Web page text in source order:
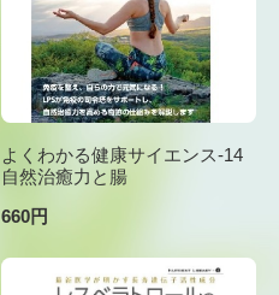
よくわかる健康サイエンス-14
自然治癒力と腸
660円